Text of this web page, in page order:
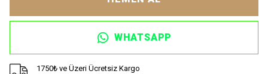
WHATSAPP
1750₺ ve Üzeri Ücretsiz Kargo